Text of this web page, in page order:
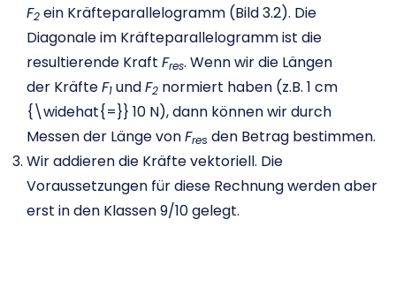
F2 ein Kräfteparallelogramm (Bild 3.2). Die
Diagonale im Kräfteparallelogramm ist die
resultierende Kraft Fres. Wenn wir die Längen
der KräfteF1 undF2 normiert haben (z.B. 1 cm
{\widehat{=}} 10 N), dann können wir durch
Messen der Länge vonFres den Betrag bestimmen.
Wir addieren die Kräfte vektoriell. Die
Voraussetzungen für diese Rechnung werden aber
erst in den Klassen 9/10 gelegt.